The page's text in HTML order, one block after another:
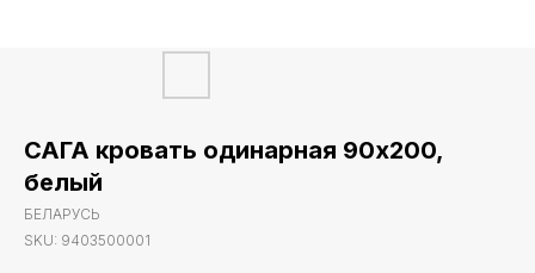
САГА кровать одинарная 90х200,
белый
БЕЛАРУСЬ
SKU: 9403500001